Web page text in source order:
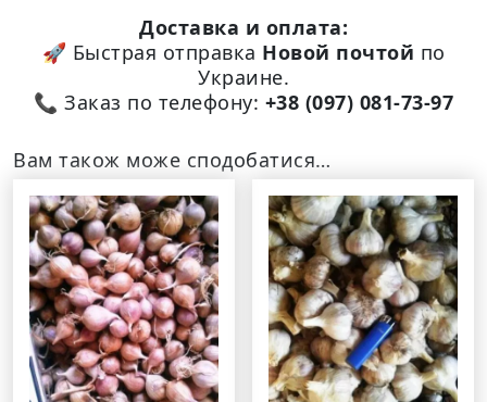
Доставка и оплата:
🚀 Быстрая отправка Новой почтой по
Украине.
📞 Заказ по телефону: +38 (097) 081-73-97
Вам також може сподобатися…